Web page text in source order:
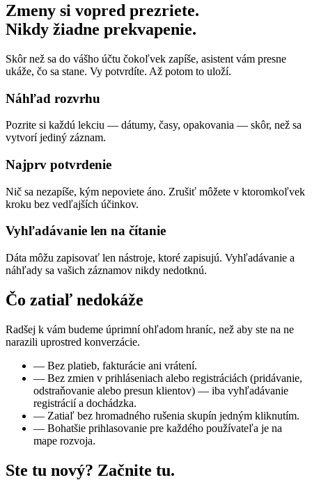
Zmeny si vopred prezriete.
Nikdy žiadne prekvapenie.
Skôr než sa do vášho účtu čokoľvek zapíše, asistent vám presne
ukáže, čo sa stane. Vy potvrdíte. Až potom to uloží.
Náhľad rozvrhu
Pozrite si každú lekciu — dátumy, časy, opakovania — skôr, než sa
vytvorí jediný záznam.
Najprv potvrdenie
Nič sa nezapíše, kým nepoviete áno. Zrušiť môžete v ktoromkoľvek
kroku bez vedľajších účinkov.
Vyhľadávanie len na čítanie
Dáta môžu zapisovať len nástroje, ktoré zapisujú. Vyhľadávanie a
náhľady sa vašich záznamov nikdy nedotknú.
Čo zatiaľ nedokáže
Radšej k vám budeme úprimní ohľadom hraníc, než aby ste na ne
narazili uprostred konverzácie.
— Bez platieb, fakturácie ani vrátení.
— Bez zmien v prihláseniach alebo registráciách (pridávanie,
odstraňovanie alebo presun klientov) — iba vyhľadávanie
registrácií a dochádzka.
— Zatiaľ bez hromadného rušenia skupín jedným kliknutím.
— Bohatšie prihlasovanie pre každého používateľa je na
mape rozvoja.
Ste tu nový? Začnite tu.